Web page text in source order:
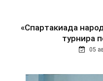
«Спартакиада
турнира
05